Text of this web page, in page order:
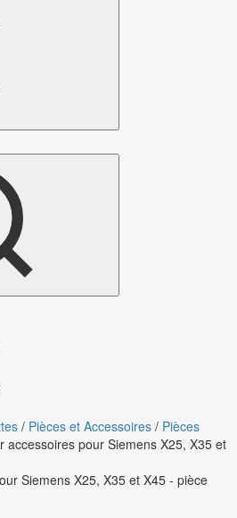
/ Pièces et Accessoires / Pièces
accessoires pour Siemens X25, X35 et